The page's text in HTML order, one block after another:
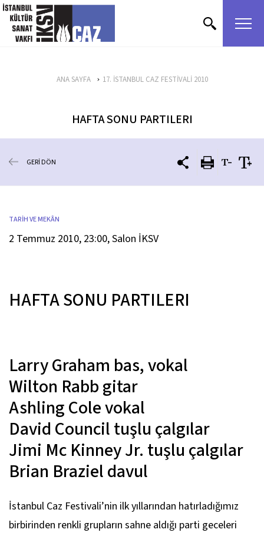
içeriği atla
ANA SAYFA 17. İSTANBUL CAZ FESTİVALİ 2010
HAFTA SONU PARTILERI
GERİ DÖN
TARİH VE MEKÂN
2 Temmuz 2010, 23:00, Salon İKSV
HAFTA SONU PARTILERI
Larry Graham bas, vokal
Wilton Rabbgitar
Ashling Colevokal
David Counciltuşlu çalgılar
Jimi Mc Kinney Jr. tuşlu çalgılar
Brian Brazieldavul
İstanbul Caz Festivali’nin ilk yıllarından hatırladığımız
birbirinden renkli grupların sahne aldığı parti geceleri